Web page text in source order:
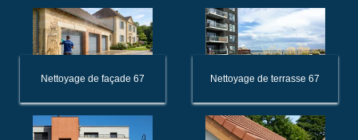
Nettoyage de façade 67 Nettoyage de terrasse 67